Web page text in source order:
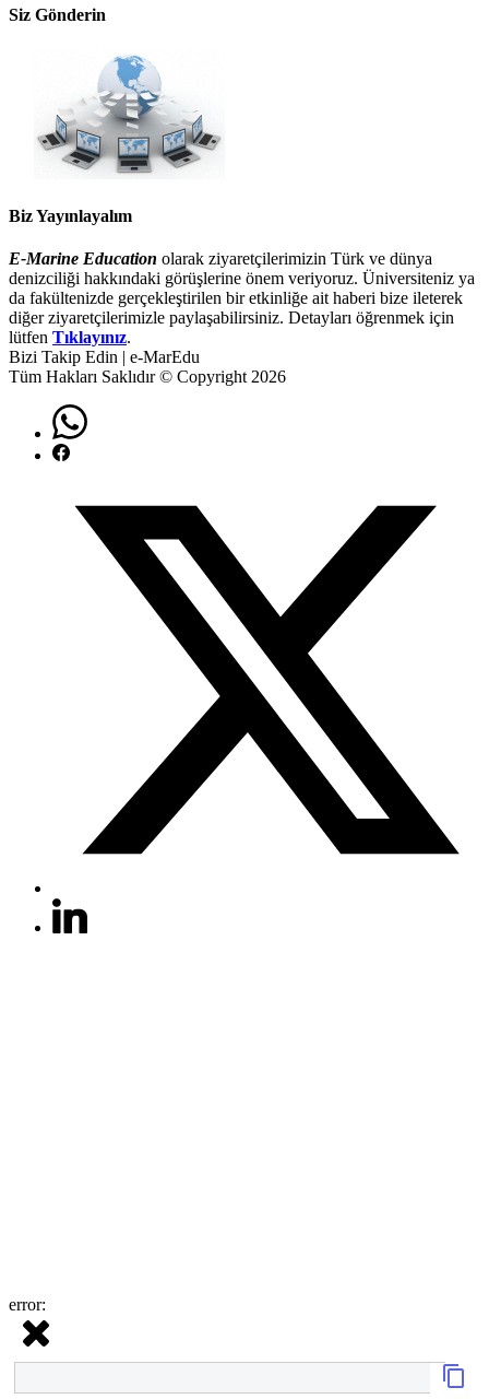
Siz Gönderin
Biz Yayınlayalım
E-Marine Education olarak ziyaretçilerimizin Türk ve dünya
denizciliği hakkındaki görüşlerine önem veriyoruz. Üniversiteniz ya
da fakültenizde gerçekleştirilen bir etkinliğe ait haberi bize ileterek
diğer ziyaretçilerimizle paylaşabilirsiniz. Detayları öğrenmek için
lütfen Tıklayınız.
Bizi Takip Edin | e-MarEdu
Tüm Hakları Saklıdır © Copyright 2026
error: